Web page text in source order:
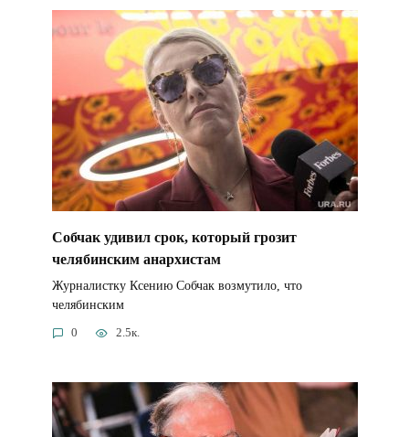
Собчак удивил срок, который грозит
челябинским анархистам
Журналистку Ксению Собчак возмутило, что
челябинским
0 2.5к.